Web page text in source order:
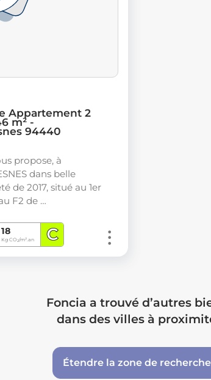
Appartement 2
m² -
94440
propose, à
dans belle
de 2017, situé au 1er
F2 de …
18
Kg CO2/m².an C
Foncia a trouvé d’autres
dans des villes à
Étendre la zone de recherche